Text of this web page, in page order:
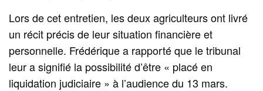
Lors de cet entretien, les deux agriculteurs ont livré
un récit précis de leur situation financière et
personnelle. Frédérique a rapporté que le tribunal
leur a signifié la possibilité d’être « placé en
liquidation judiciaire » à l’audience du 13 mars.